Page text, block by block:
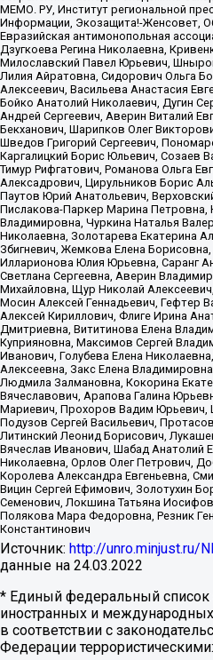
МЕМО. РУ, Институт региональной
Информации, Экозащита!-Женсовет,
Евразийская антимонопольная
Дзугкоева Регина Николаевна,
Милославский Павел Юрьевич,
Лилия Айратовна, Сидорович Ольга
Алексеевич, Васильева Анастасия
Бойко Анатолий Николаевич, Дугин
Андрей Сергеевич, Аверин Виталий
Бекханович, Шарипков Олег
Шведов Григорий Сергеевич,
Каргалицкий Борис Юльевич, Созаев
Тимур Рифгатович, Романова Ольга
Алексадрович, Цирульников Борис
Паутов Юрий Анатольевич,
Пислакова-Паркер Марина Петровна,
Владимировна, Чуркина Наталья
Николаевна, Золотарева Екатерина
Збигневич, Жемкова Елена
Илларионова Юлия Юрьевна, Саранг
Светлана Сергеевна, Аверин
Михайловна, Щур Николай
Мосин Алексей Геннадьевич, Гефтер
Алексей Кириллович, Флиге Ирина
Дмитриевна, Вититинова Елена
Куприяновна, Максимов Сергей
Иванович, Голубева Елена
Алексеевна, Закс Елена
Людмила Залмановна, Кокорина
Вячеславович, Арапова Галина
Мариевич, Прохоров Вадим Юрьевич,
Подузов Сергей Васильевич,
Литинский Леонид Борисович,
Вячеслав Иванович, Шабад Анатолий
Николаевна, Орлов Олег Петрович,
Королева Александра Евгеньевна,
Вицин Сергей Ефимович, Золотухин
Семенович, Локшина Татьяна
Полякова Мара Федоровна, Резник
Константинович
Источник: http://unro.minjust.ru/
данные на 24.03.2022
* Единый федеральный список
иностранных и
в соответствии с
Федерации террористическими: